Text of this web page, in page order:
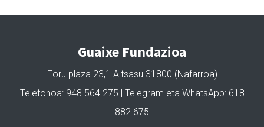
Guaixe Fundazioa
Foru plaza 23,1 Altsasu 31800 (Nafarroa)
Telefonoa: 948 564 275 | Telegram eta WhatsApp: 618
882 675